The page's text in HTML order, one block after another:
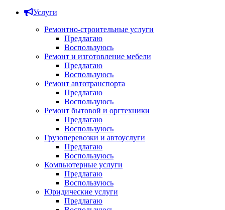
Услуги
Ремонтно-строительные услуги
Предлагаю
Воспользуюсь
Ремонт и изготовление мебели
Предлагаю
Воспользуюсь
Ремонт автотранспорта
Предлагаю
Воспользуюсь
Ремонт бытовой и оргтехники
Предлагаю
Воспользуюсь
Грузоперевозки и автоуслуги
Предлагаю
Воспользуюсь
Компьютерные услуги
Предлагаю
Воспользуюсь
Юридические услуги
Предлагаю